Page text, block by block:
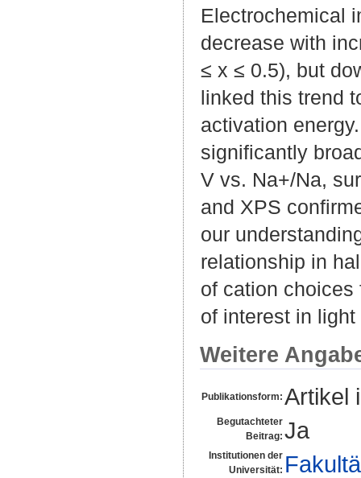
Electrochemical
decrease with
≤ x ≤ 0.5), but
linked this trend
activation
significantly
V vs. Na+/Na,
and XPS
our
relationship in
of cation
of interest in
Weitere
Publikationsform: Artikel
Begutachteter
Beitrag: Ja
Institutionen der
Universität: